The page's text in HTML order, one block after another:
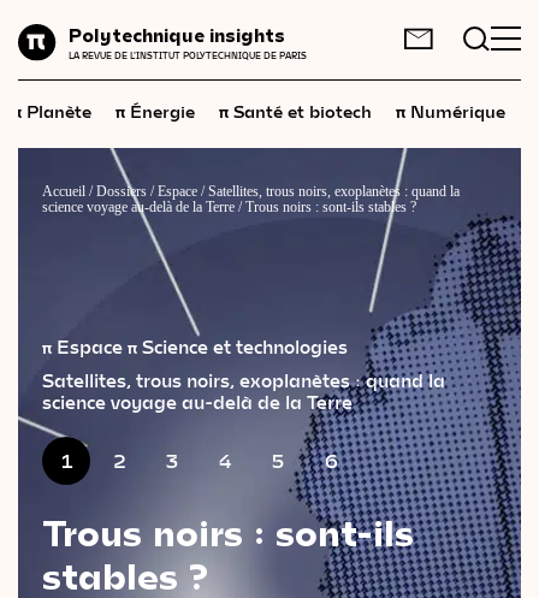
Polytechnique insights
LA REVUE DE L'INSTITUT POLYTECHNIQUE DE PARIS
Énergie
Santé
et biotech
Numérique
Espace
Science et technologies
Société
Géopolitique
Neurosciences
Le magazine 3,14
FR EN
π Planète π Énergie π Santé et biotech π Numérique
Accueil /Dossiers /Espace /Satellites, trous noirs, exoplanètes : quand la
science voyage au-delà de la Terre /Trous noirs : sont-ils stables ?
π Espace π Science et technologies
Satellites, trous noirs, exoplanètes : quand la
science voyage au-delà de la Terre
1 2 3 4 5 6
Trous noirs : sont-ils
stables ?